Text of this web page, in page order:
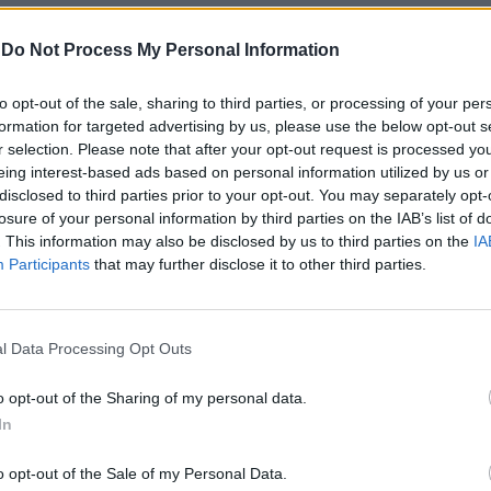
Do Not Process My Personal Information
opt-out of the sale, sharing to third parties, or processing of your
for targeted advertising by us, please use the below opt-out
selection. Please note that after your opt-out request is processed
interest-based ads based on personal information utilized by us
to third parties prior to your opt-out. You may separately
of your personal information by third parties on the IAB’s list of
This information may also be disclosed by us to third parties on the
Participants that may further disclose it to other third parties.
Data Processing Opt Outs
opt-out of the Sharing of my personal data.
opt-out of the Sale of my Personal Data.
formale è che gli atti alla base della
depositati in Camera di Commercio
presentati in originale o con una copia
il notaio ha attestato che sono
documento esibito’”, il nodo del
con il tribunale del registro di Torino che
ha dato ragione ai tre Elkann. A
è stato il giudice del Registro, Enrico
invece, il controllo qualificatorio e
ha autenticato la scrittura privata”. Ma
problemi. Quali sono le conseguenze